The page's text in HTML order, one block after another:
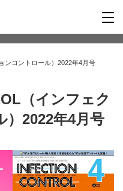
ンコントロール）2022年4月号
（インフェク
）2022年4月号